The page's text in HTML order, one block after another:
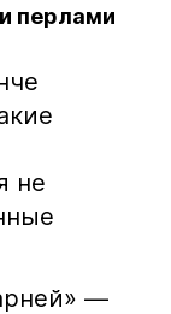
перлами
не
—